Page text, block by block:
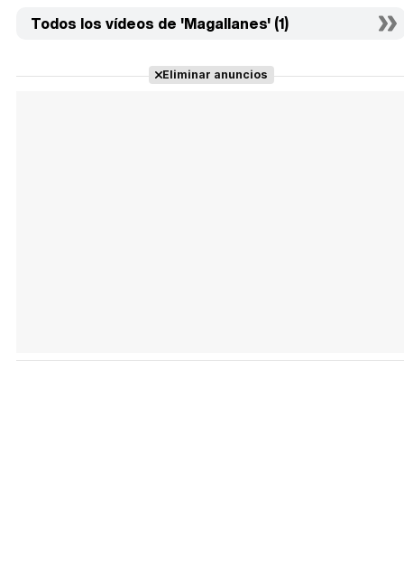
Todos los vídeos de 'Magallanes' (1)
Eliminar anuncios